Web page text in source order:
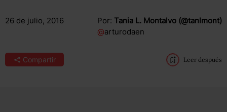
26 de julio, 2016 Por: Tania L. Montalvo (@tanlmont)
@arturodaen
Compartir Leer después